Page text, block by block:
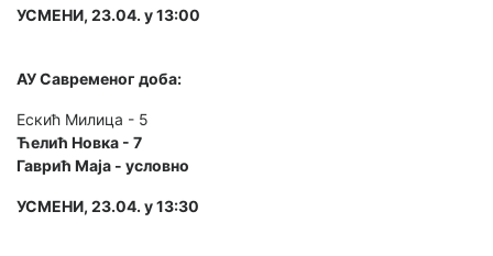
УСМЕНИ, 23.04. у 13:00
АУ Савременог доба:
Ескић Милица - 5
Ћелић Новка - 7
Гаврић Маја - условно
УСМЕНИ, 23.04. у 13:30